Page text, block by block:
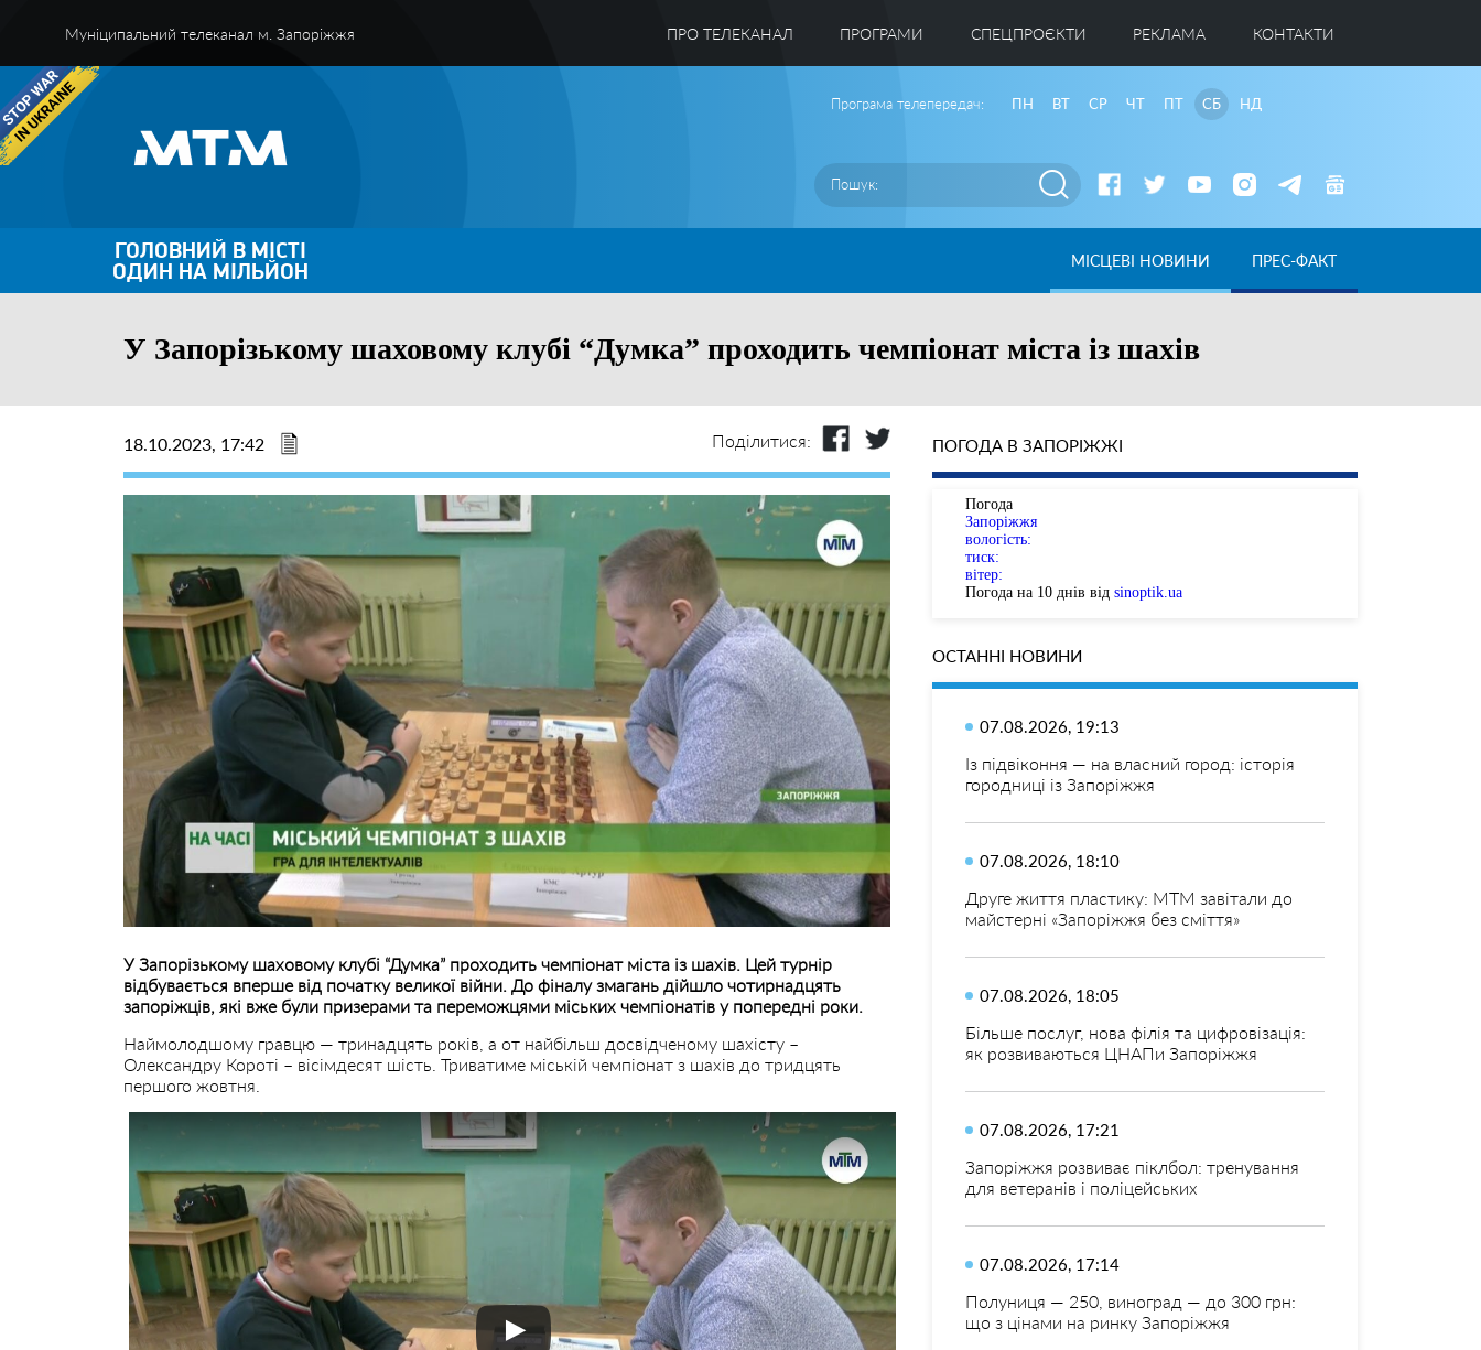
Муніципальний телеканал м. Запоріжжя ПРО ТЕЛЕКАНАЛ ПРОГРАМИ CПЕЦПРОЄКТИ РЕКЛАМА КОНТАКТИ
Програма телепередач: ПН ВТ СР ЧТ ПТ СБ НД
ГОЛОВНИЙ В МІСТІ
ОДИН НА МІЛЬЙОН МІСЦЕВІ НОВИНИ ПРЕС-ФАКТ
У Запорізькому шаховому клубі “Думка” проходить чемпіонат міста із шахів
18.10.2023, 17:42 Поділитися:
У Запорізькому шаховому клубі “Думка” проходить чемпіонат міста із шахів. Цей турнір
відбувається вперше від початку великої війни. До фіналу змагань дійшло чотирнадцять
запоріжців, які вже були призерами та переможцями міських чемпіонатів у попередні роки.
Наймолодшому гравцю — тринадцять років, а от найбільш досвідченому шахісту –
Олександру Короті – вісімдесят шість. Триватиме міській чемпіонат з шахів до тридцять
першого жовтня.
ПОГОДА В ЗАПОРІЖЖІ
Погода
Запоріжжя
вологість:
тиск:
вітер:
Погода на 10 днів від sinoptik.ua
ОСТАННІ НОВИНИ
07.08.2026, 19:13
Із підвіконня — на власний город: історія
городниці із Запоріжжя
07.08.2026, 18:10
Друге життя пластику: МТМ завітали до
майстерні «Запоріжжя без сміття»
07.08.2026, 18:05
Більше послуг, нова філія та цифровізація:
як розвиваються ЦНАПи Запоріжжя
07.08.2026, 17:21
Запоріжжя розвиває піклбол: тренування
для ветеранів і поліцейських
07.08.2026, 17:14
Полуниця — 250, виноград — до 300 грн:
що з цінами на ринку Запоріжжя